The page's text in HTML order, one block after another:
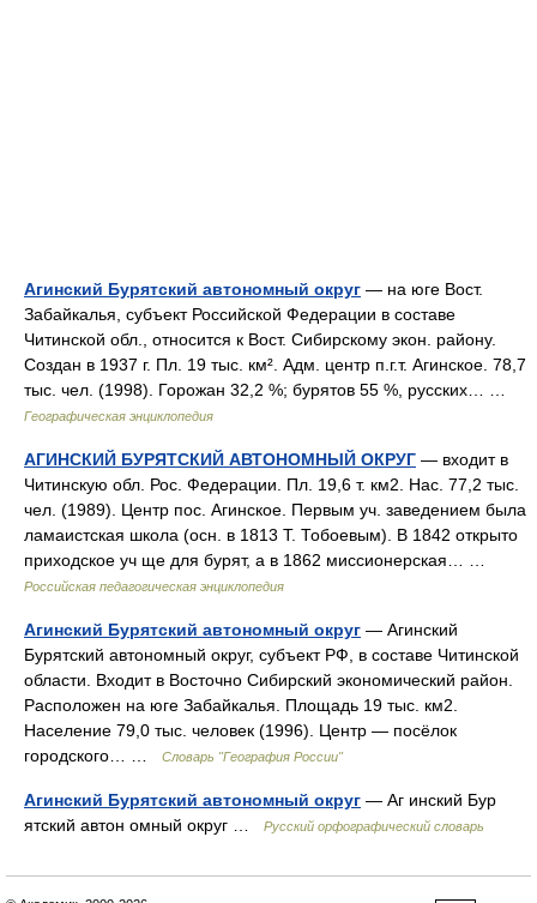
Агинский Бурятский автономный округ — на юге Вост.
Забайкалья, субъект Российской Федерации в составе
Читинской обл., относится к Вост. Сибирскому экон. району.
Создан в 1937 г. Пл. 19 тыс. км². Адм. центр п.г.т. Агинское. 78,7
тыс. чел. (1998). Горожан 32,2 %; бурятов 55 %, русских… …
Географическая энциклопедия
АГИНСКИЙ БУРЯТСКИЙ АВТОНОМНЫЙ ОКРУГ — входит в
Читинскую обл. Рос. Федерации. Пл. 19,6 т. км2. Нас. 77,2 тыс.
чел. (1989). Центр пос. Агинское. Первым уч. заведением была
ламаистская школа (осн. в 1813 Т. Тобоевым). В 1842 открыто
приходское уч ще для бурят, а в 1862 миссионерская… …
Российская педагогическая энциклопедия
Агинский Бурятский автономный округ — Агинский
Бурятский автономный округ, субъект РФ, в составе Читинской
области. Входит в Восточно Сибирский экономический район.
Расположен на юге Забайкалья. Площадь 19 тыс. км2.
Население 79,0 тыс. человек (1996). Центр — посёлок
городского… …
Словарь "География России"
Агинский Бурятский автономный округ — Аг инский Бур
ятский автон омный округ …
Русский орфографический словарь